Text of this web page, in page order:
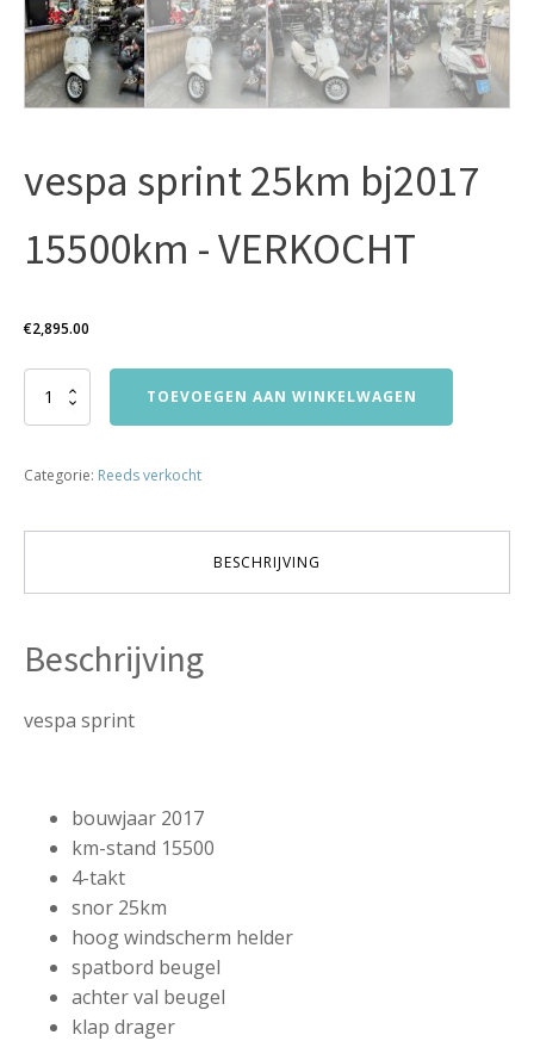
vespa sprint 25km bj2017
15500km - VERKOCHT
€2,895.00
vespa
15500km
TOEVOEGEN AAN WINKELWAGEN
Categorie: Reeds verkocht
BESCHRIJVING
Beschrijving
vespa sprint
bouwjaar 2017
km-stand 15500
4-takt
snor 25km
hoog windscherm helder
spatbord beugel
achter val beugel
klap drager